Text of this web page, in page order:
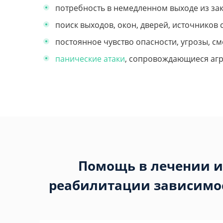
потребность в немедленном выходе из
поиск выходов, окон, дверей, источников
постоянное чувство опасности, угрозы,
панические атаки, сопровождающиеся
Помощь в лечении и
реабилитации